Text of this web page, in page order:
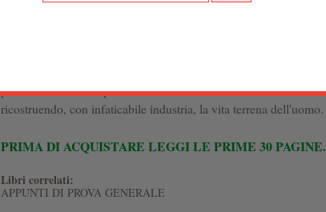
pericoli corsi e scampati, di isole deserte o città disertate, entro
ricostruendo, con infaticabile industria, la vita terrena dell'uomo.
PRIMA DI ACQUISTARE LEGGI LE PRIME 30 PAGINE.
Libri correlati:
APPUNTI DI PROVA GENERALE